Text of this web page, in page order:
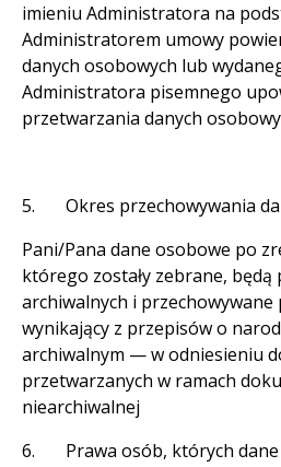
imieniu Administratora na
Administratorem umowy
danych osobowych lub
Administratora pisemnego
przetwarzania danych
5. Okres przechowywania
Pani/Pana dane osobowe po
którego zostały zebrane, będą
archiwalnych i
wynikający z przepisów o
archiwalnym — w odniesieniu
przetwarzanych w ramach
niearchiwalnej
6. Prawa osób, których dane